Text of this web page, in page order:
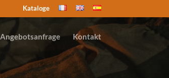
Kataloge
Angebotsanfrage Kontakt